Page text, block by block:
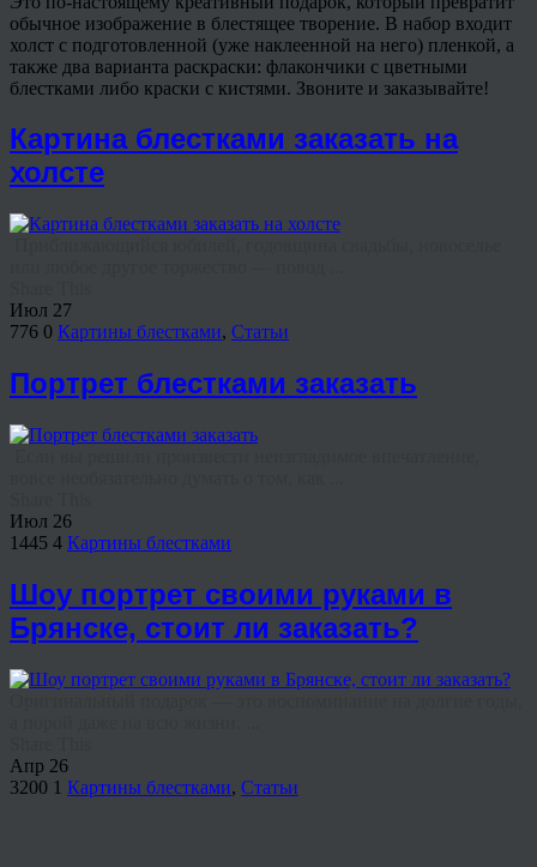
обычное изображение в блестящее творение. В набор входит
холст с подготовленной (уже наклеенной на него) пленкой, а
также два варианта раскраски: флакончики с цветными
блестками либо краски с кистями. Звоните и заказывайте!
Картина блестками заказать на
холсте
Июл 27
776 0 Картины блестками, Статьи
Портрет блестками заказать
Июл 26
1445 4 Картины блестками
Шоу портрет своими руками в
Брянске, стоит ли заказать?
Апр 26
3200 1 Картины блестками, Статьи